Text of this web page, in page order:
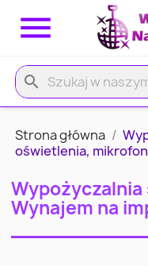

search
Strona główna
oświetlenia,
Wynajem na